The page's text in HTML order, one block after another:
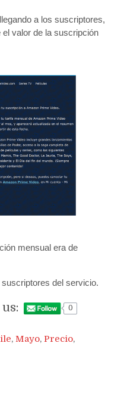
a los suscriptores,
valor de la suscripción
mensual era de
del servicio.
0
, Mayo, Precio,